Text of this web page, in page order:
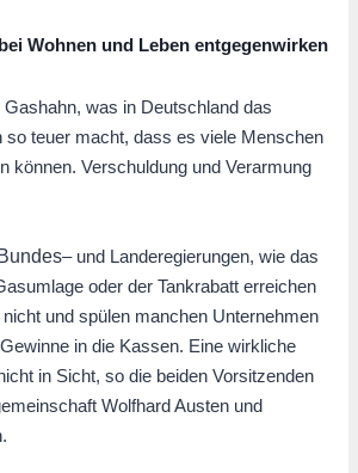
Wohnen und Leben entgegenwirken
was in Deutschland das
so teuer macht, dass es viele Menschen
können. Verschuldung und Verarmung
– und Landeregierungen, wie das
oder der Tankrabatt erreichen
und spülen manchen Unternehmen
in die Kassen. Eine wirkliche
in Sicht, so die beiden Vorsitzenden
Wolfhard Austen und